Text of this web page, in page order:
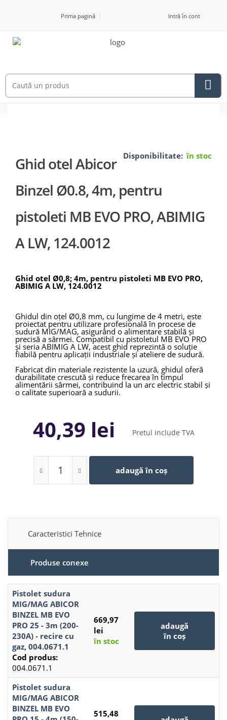
Prima pagină Intră în cont
Disponibilitate: în stoc
Ghid otel Abicor
Binzel Ø0.8, 4m, pentru
pistoleti MB EVO PRO, ABIMIG
A LW, 124.0012
Ghid otel Ø0,8; 4m, pentru pistoleti MB EVO PRO,
ABIMIG A LW, 124.0012
Ghidul din oțel Ø0,8 mm, cu lungime de 4 metri, este
proiectat pentru utilizare profesională în procese de
sudură MIG/MAG, asigurând o alimentare stabilă și
precisă a sârmei. Compatibil cu pistoletul MB EVO PRO
și seria ABIMIG A LW, acest ghid reprezintă o soluție
fiabilă pentru aplicații industriale și ateliere de sudură.
Fabricat din materiale rezistente la uzură, ghidul oferă
durabilitate crescută și reduce frecarea în timpul
alimentării sârmei, contribuind la un arc electric stabil și
o calitate superioară a sudurii.
40,39 lei Pretul include TVA
adaugă în coș
Caracteristici Tehnice
Produse conexe
Pistolet sudura
MIG/MAG ABICOR
BINZEL MB EVO
PRO 25 - 3m (200-
230A) - recire cu
gaz, 004.0671.1
Cod produs:
004.0671.1
669,97
lei
în stoc
adaugă
în coș
Pistolet sudura
MIG/MAG ABICOR
BINZEL MB EVO
515,48